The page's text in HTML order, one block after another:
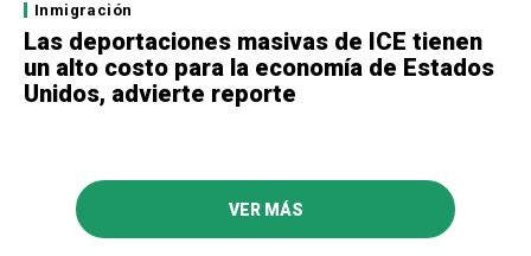
Inmigración
Las deportaciones masivas de ICE tienen
un alto costo para la economía de Estados
Unidos, advierte reporte
VER MÁS